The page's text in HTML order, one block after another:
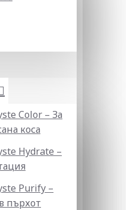
Color – За
коса
Hydrate –
Purify –
пърхот